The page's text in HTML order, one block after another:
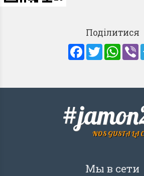
Поділитися
Facebook
Twitter
NOS GUSTA LA
Мы в сети